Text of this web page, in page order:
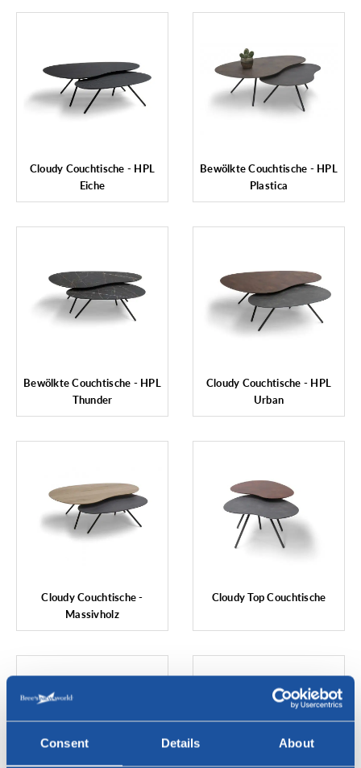
Consent Details About
Cloudy Couchtische - HPL
Eiche
Bewölkte Couchtische - HPL
Plastica
Bewölkte Couchtische - HPL
Thunder
Cloudy Couchtische - HPL
Urban
Cloudy Couchtische -
Massivholz
Cloudy Top Couchtische